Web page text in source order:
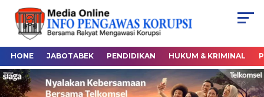
HONE JABOTABEK PENDIDIKAN HUKUM & KRIMINAL